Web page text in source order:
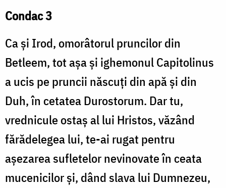
Condac 3
Ca și Irod, omorâtorul pruncilor din
Betleem, tot așa și ighemonul Capitolinus
a ucis pe pruncii născuți din apă și din
Duh, în cetatea Durostorum. Dar tu,
vrednicule ostaș al lui Hristos, văzând
fărădelegea lui, te-ai rugat pentru
așezarea sufletelor nevinovate în ceata
mucenicilor și, dând slava lui Dumnezeu,